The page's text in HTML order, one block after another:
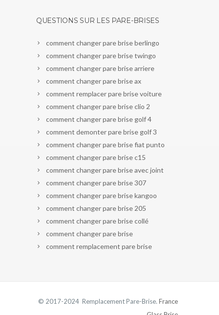
QUESTIONS SUR LES PARE-BRISES
comment changer pare brise berlingo
comment changer pare brise twingo
comment changer pare brise arriere
comment changer pare brise ax
comment remplacer pare brise voiture
comment changer pare brise clio 2
comment changer pare brise golf 4
comment demonter pare brise golf 3
comment changer pare brise fiat punto
comment changer pare brise c15
comment changer pare brise avec joint
comment changer pare brise 307
comment changer pare brise kangoo
comment changer pare brise 205
comment changer pare brise collé
comment changer pare brise
comment remplacement pare brise
© 2017-2024 Remplacement Pare-Brise. France